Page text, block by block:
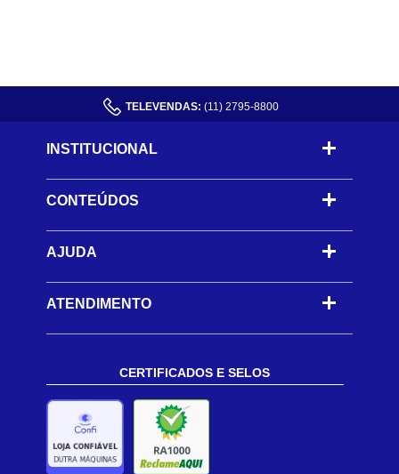
TELEVENDAS: (11) 2795-8800
INSTITUCIONAL
CONTEÚDOS -
AJUDA -
ATENDIMENTO
CERTIFICADOS E SELOS